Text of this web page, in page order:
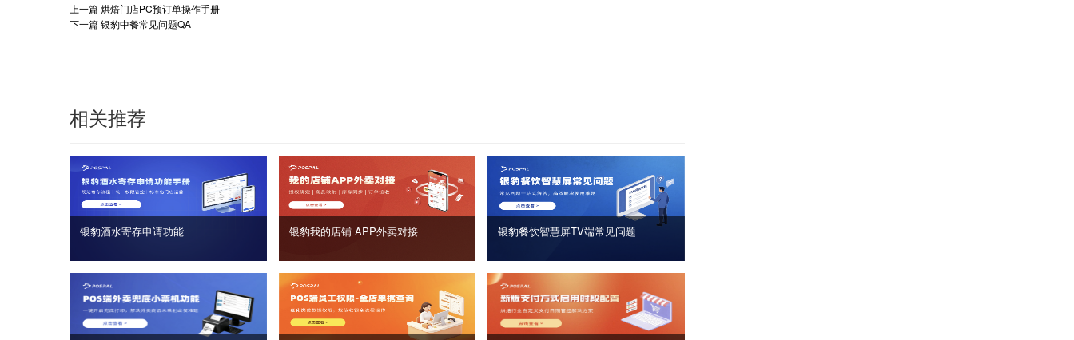
上一篇烘焙门店PC预订单操作手册
下一篇银豹中餐常见问题QA
相关推荐
银豹酒水寄存申请功能 银豹我的店铺 APP外卖对接 银豹餐饮智慧屏TV端常见问题